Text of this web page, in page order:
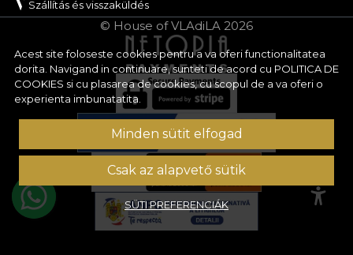
Acest site foloseste cookies pentru a va oferi functionalitatea
dorita. Navigand in continuare, sunteti de acord cu POLITICA DE
COOKIES si cu plasarea de cookies, cu scopul de a va oferi o
experienta imbunatatita.
Minden sütit elfogad
Csak az alapvető sütik
SÜTI PREFERENCIÁK
Szállítás és visszaküldés
© House of VLAdiLA 2026